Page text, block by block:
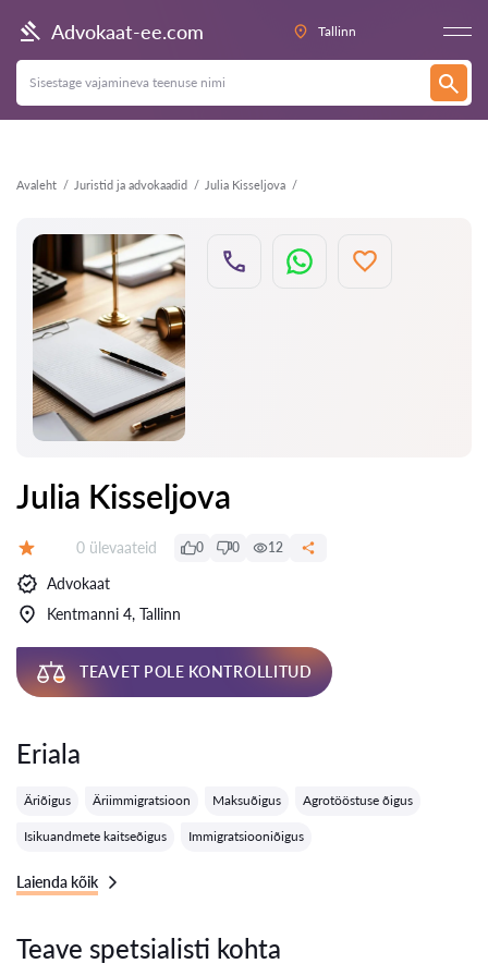
Advokaat-ee.com Tallinn
Avaleht Juristid ja advokaadid Julia Kisseljova
Tagasi
Julia Kisseljova
Ülevaateid:
0 ülevaateid 0 0 12
Advokaat
Kentmanni 4, Tallinn
TEAVET POLE KONTROLLITUD
Eriala
Äriõigus Äriimmigratsioon Maksuõigus Agrotööstuse õigus
Isikuandmete kaitseõigus Immigratsiooniõigus
Laienda kõik
Teave spetsialisti kohta